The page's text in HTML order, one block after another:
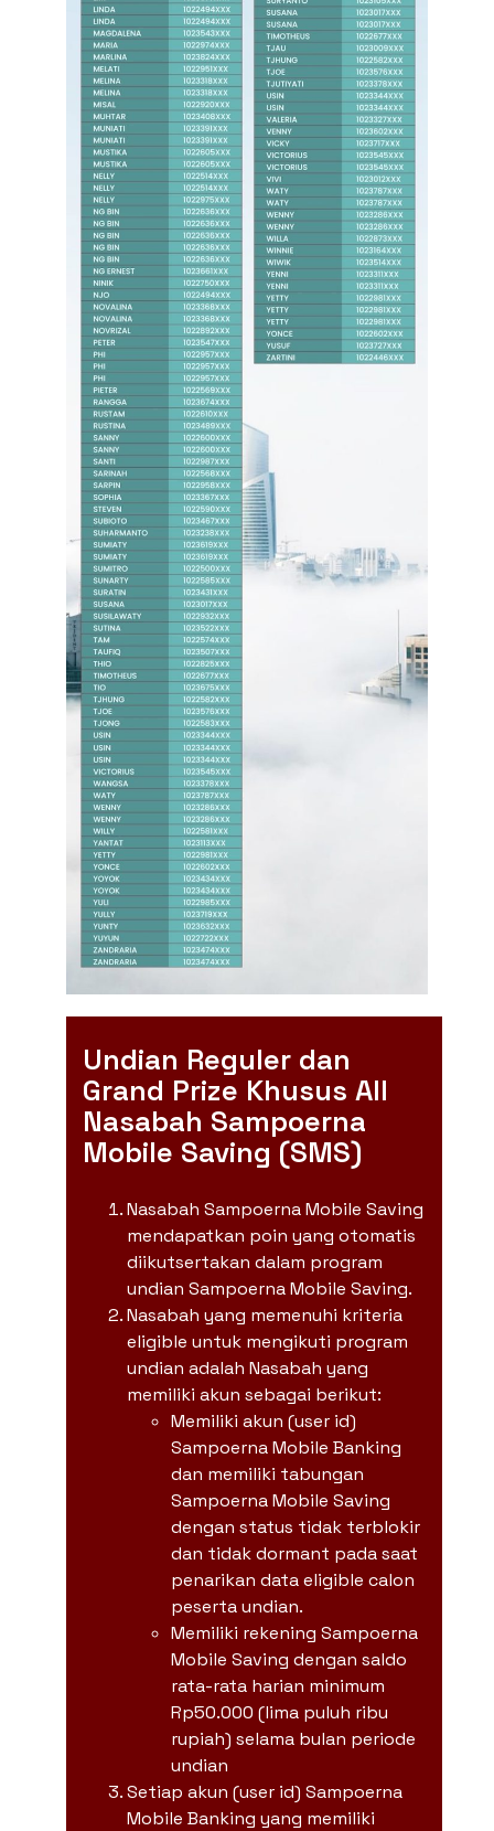
Undian Reguler dan
Grand Prize Khusus All
Nasabah Sampoerna
Mobile Saving (SMS)
Nasabah Sampoerna Mobile Saving
mendapatkan poin yang otomatis
diikutsertakan dalam program
undian Sampoerna Mobile Saving.
Nasabah yang memenuhi kriteria
eligible untuk mengikuti program
undian adalah Nasabah yang
memiliki akun sebagai berikut:
Memiliki akun (user id)
Sampoerna Mobile Banking
dan memiliki tabungan
Sampoerna Mobile Saving
dengan status tidak terblokir
dan tidak dormant pada saat
penarikan data eligible calon
peserta undian.
Memiliki rekening Sampoerna
Mobile Saving dengan saldo
rata-rata harian minimum
Rp50.000 (lima puluh ribu
rupiah) selama bulan periode
undian
Setiap akun (user id) Sampoerna
Mobile Banking yang memiliki